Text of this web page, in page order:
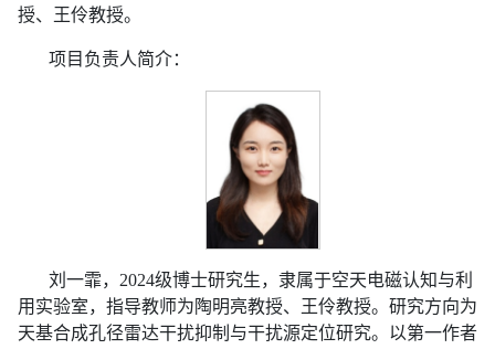
授、王伶教授。
项目负责人简介：
刘一霏，2024级博士研究生，隶属于空天电磁认知与利
用实验室，指导教师为陶明亮教授、王伶教授。研究方向为
天基合成孔径雷达干扰抑制与干扰源定位研究。以第一作者